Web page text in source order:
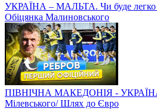
УКРАЇНА – МАЛЬТА. Чи буде легко
Обіцянка Малиновського
ПІВНІЧНА МАКЕДОНІЯ -
Мілевського/ Шлях до Євро